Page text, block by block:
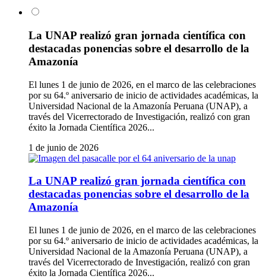
La UNAP realizó gran jornada científica con
destacadas ponencias sobre el desarrollo de la
Amazonía
El lunes 1 de junio de 2026, en el marco de las celebraciones
por su 64.º aniversario de inicio de actividades académicas, la
Universidad Nacional de la Amazonía Peruana (UNAP), a
través del Vicerrectorado de Investigación, realizó con gran
éxito la Jornada Científica 2026...
1 de junio de 2026
La UNAP realizó gran jornada científica con
destacadas ponencias sobre el desarrollo de la
Amazonía
El lunes 1 de junio de 2026, en el marco de las celebraciones
por su 64.º aniversario de inicio de actividades académicas, la
Universidad Nacional de la Amazonía Peruana (UNAP), a
través del Vicerrectorado de Investigación, realizó con gran
éxito la Jornada Científica 2026...